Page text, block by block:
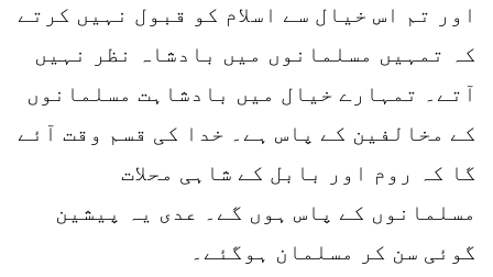
اور تم اس خیال سے اسلام کو قبول نہیں کرتے
کہ تمہیں مسلمانوں میں بادشاہ نظر نہیں
آتے۔ تمہارے خیال میں بادشاہت مسلمانوں
کے مخالفین کے پاس ہے۔ خدا کی قسم وقت آئے
گا کہ روم اور بابل کے شاہی محلات
مسلمانوں کے پاس ہوں گے۔ عدی یہ پیشین
گوئی سن کر مسلمان ہوگئے۔